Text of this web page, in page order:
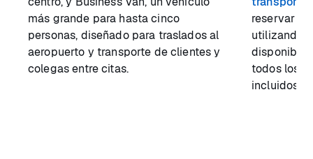
más grande para hasta cinco
personas, diseñado para traslados al
aeropuerto y transporte de clientes y
colegas entre citas.
reservar
utilizando
disponible
todos los
incluidos